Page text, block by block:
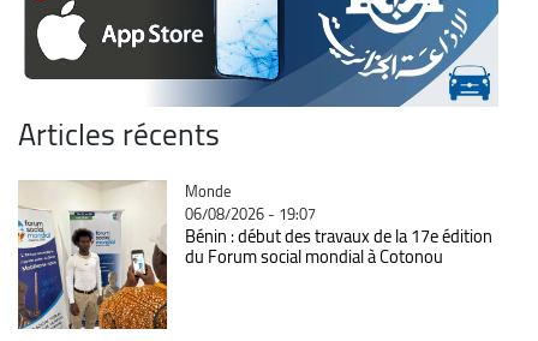
Articles récents
Catégorie
Monde
06/08/2026 - 19:07
Bénin : début des travaux de la 17e édition
du Forum social mondial à Cotonou